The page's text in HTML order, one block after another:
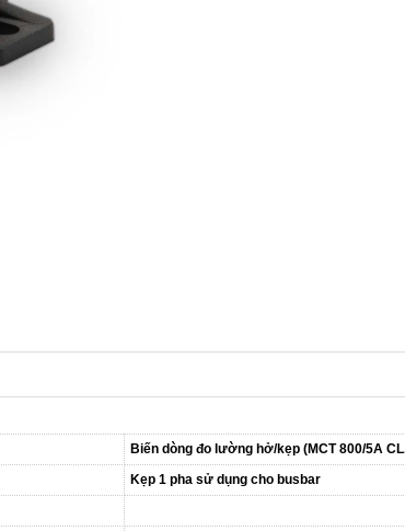
Biến dòng đo lường hở/kẹp (MCT 800/5A
Kẹp 1 pha sử dụng cho busbar